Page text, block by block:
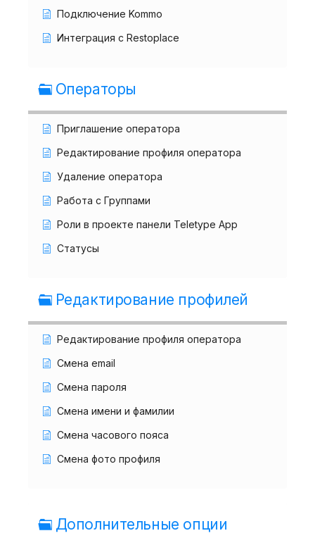
Подключение Kommo
Интеграция с Restoplace
Операторы
Приглашение оператора
Редактирование профиля оператора
Удаление оператора
Работа с Группами
Роли в проекте панели Teletype App
Статусы
Редактирование профилей
Редактирование профиля оператора
Смена email
Смена пароля
Смена имени и фамилии
Смена часового пояса
Смена фото профиля
Дополнительные опции